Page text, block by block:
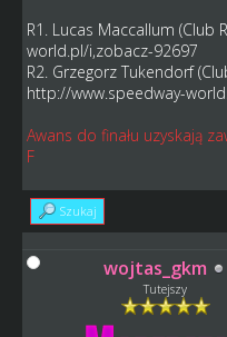
R1. Lucas Maccallum (Club
world.pl/i,zobacz-92697
R2. Grzegorz Tukendorf
http://www.speedway-
Awans do finału uzyskają
F
Szukaj
wojtas_gkm
Tutejszy